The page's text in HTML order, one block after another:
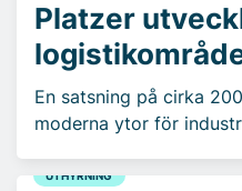
Platzer
En satsning på cirka
moderna ytor för
UTHYRNING